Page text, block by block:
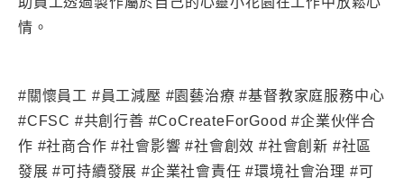
情。
#關懷員工 #員工減壓 #園藝治療 #基督教家庭服務中心
#CFSC #共創行善 #CoCreateForGood #企業伙伴合
作 #社商合作 #社會影響 #社會創效 #社會創新 #社區
發展 #可持續發展 #企業社會責任 #環境社會治理 #可